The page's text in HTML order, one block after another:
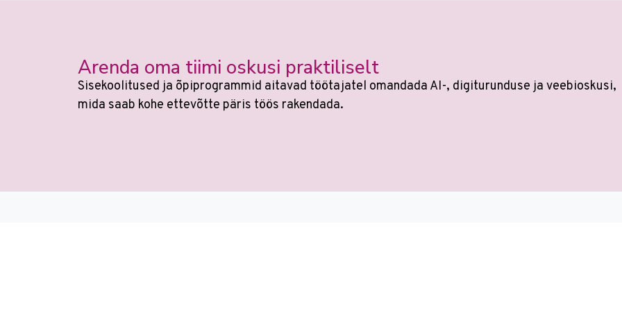
Arenda oma tiimi oskusi praktiliselt
Sisekoolitused ja õpiprogrammid aitavad töötajatel omandada AI-, digiturunduse ja veebioskusi,
mida saab kohe ettevõtte päris töös rakendada.